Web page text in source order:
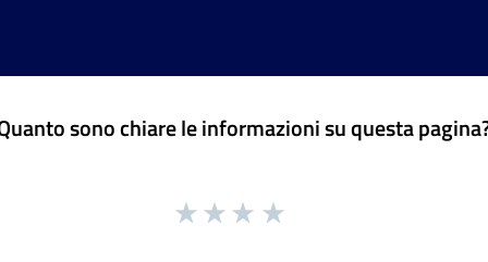
sono chiare le informazioni su questa